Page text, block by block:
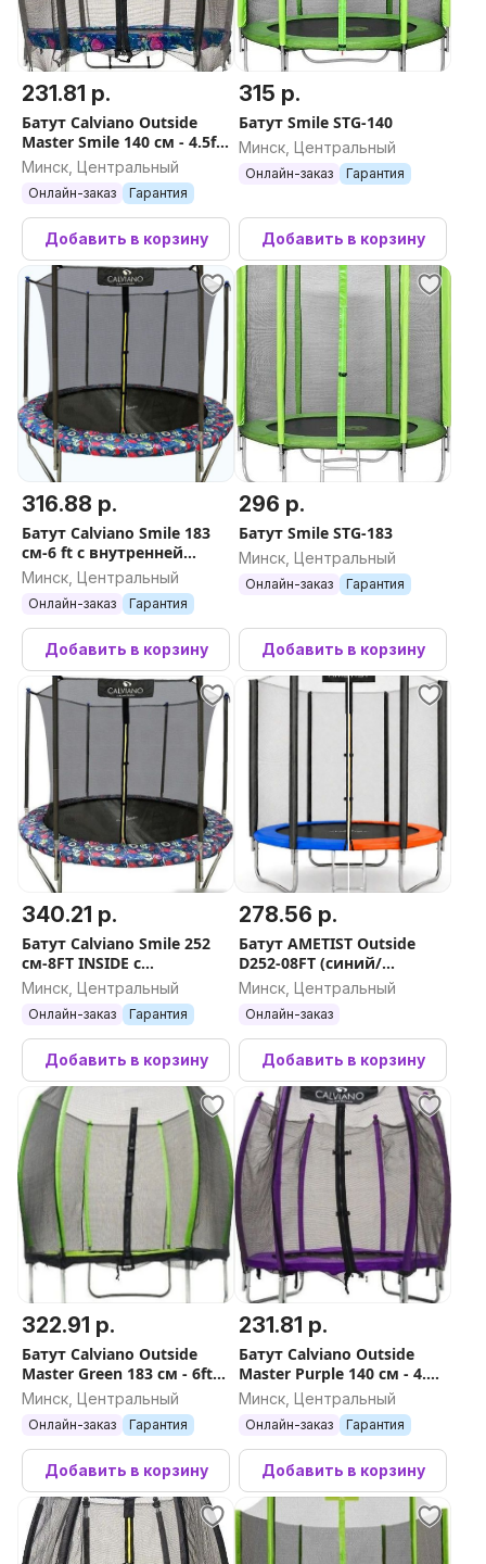
231.81 р.
Батут Calviano Outside
Master Smile 140 см - 4.5ft
(внешняя сетка,
складной, без лестницы)
Минск, Центральный
Онлайн-заказ Гарантия
Добавить в корзину
315 р.
Батут Smile STG-140
Минск, Центральный
Онлайн-заказ Гарантия
Добавить в корзину
316.88 р.
Батут Calviano Smile 183
см-6 ft с внутренней
сеткой складной
Минск, Центральный
Онлайн-заказ Гарантия
Добавить в корзину
296 р.
Батут Smile STG-183
Минск, Центральный
Онлайн-заказ Гарантия
Добавить в корзину
340.21 р.
Батут Calviano Smile 252
см-8FT INSIDE с
внутренней сеткой
складной
Минск, Центральный
Онлайн-заказ Гарантия
Добавить в корзину
278.56 р.
Батут AMETIST Outside
D252-08FT (синий/
оранжевый)
Минск, Центральный
Онлайн-заказ
Добавить в корзину
322.91 р.
Батут Calviano Outside
Master Green 183 см - 6ft
(внешняя сетка, без
лестницы)
Минск, Центральный
Онлайн-заказ Гарантия
Добавить в корзину
231.81 р.
Батут Calviano Outside
Master Purple 140 см - 4.5ft
(внешняя сетка,
складной, без лестницы)
Минск, Центральный
Онлайн-заказ Гарантия
Добавить в корзину